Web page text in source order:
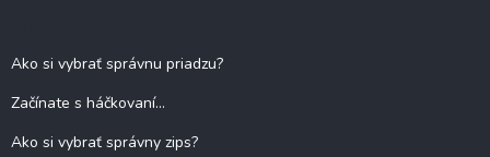
Ako si vybrať správnu priadzu?
Začínate s háčkovaní...
Ako si vybrať správny zips?